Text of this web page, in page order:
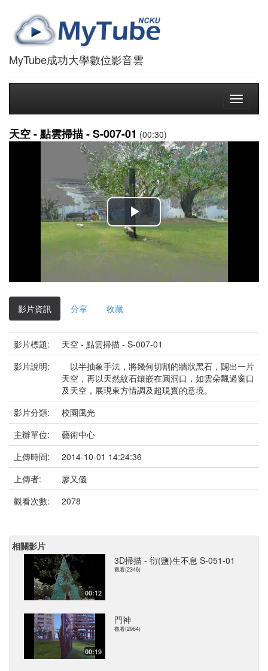
MyTube成功大學數位影音雲
Toggle
天空 - 點雲掃描 - S-007-01 (00:30)
播
放
影
影片資訊 分享 收藏
影片標題:
天空 - 點雲掃描 - S-007-01
影片說明:
以半抽象手法，將幾何切割的牆狀黑石，闢出一片
天空，再以天然紋石鑲嵌在圓洞口，如雲朵飄過窗口
及天空，展現東方情調及超現實的意境。
影片分類:
校園風光
主辦單位:
藝術中心
上傳時間:
2014-10-01 14:24:36
上傳者:
廖又儀
觀看次數:
2078
相關影片
00:12
3D掃描 - 衍(鹽)生不息 S-051-01
觀看(2346)
00:19
門神
觀看(2964)